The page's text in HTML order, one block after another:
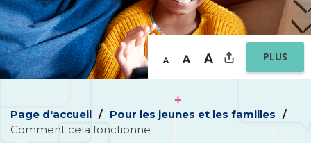
PLUS
Page d'accueil
Pour les jeunes et les familles
Comment cela fonctionne